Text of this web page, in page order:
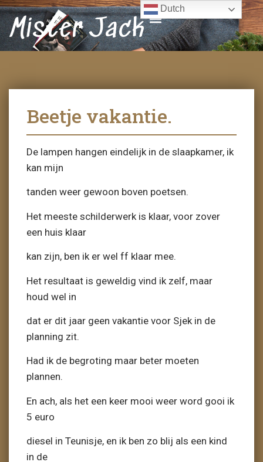
Mister Jack
Beetje vakantie.
De lampen hangen eindelijk in de slaapkamer, ik
kan mijn
tanden weer gewoon boven poetsen.
Het meeste schilderwerk is klaar, voor zover
een huis klaar
kan zijn, ben ik er wel ff klaar mee.
Het resultaat is geweldig vind ik zelf, maar
houd wel in
dat er dit jaar geen vakantie voor Sjek in de
planning zit.
Had ik de begroting maar beter moeten
plannen.
En ach, als het een keer mooi weer word gooi ik
5 euro
diesel in Teunisje, en ik ben zo blij als een kind
in de
Dutch